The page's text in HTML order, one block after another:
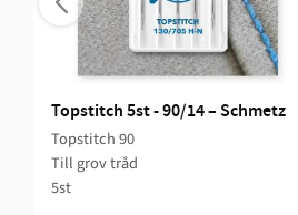
Topstitch 5st - 90/14 – Schmetz
Topstitch 90
Till grov tråd
5st